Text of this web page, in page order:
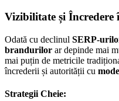
Vizibilitate și Încredere
Odată cu declinul SERP-
brandurilor ar depinde mai
mai puțin de metricile
încrederii și autorității cu
Strategii Cheie: